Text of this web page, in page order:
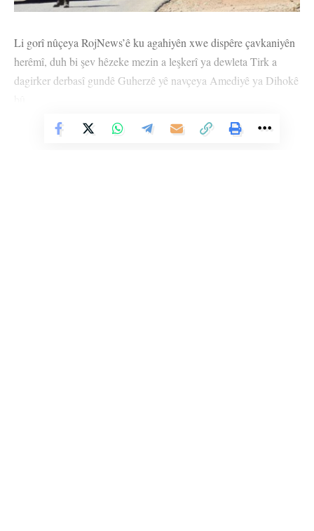
Li gorî nûçeya RojNews’ê ku agahiyên xwe dispêre çavkaniyên
herêmî, duh bi şev hêzeke mezin a leşkerî ya dewleta Tirk a
dagirker derbasî gundê Guherzê yê navçeya Amediyê ya Dihokê
Heman çavkaniyan da zanîn ku îro danê sibehê jî dewleta Tirk a
Vê Nûçeyê Bixwîne